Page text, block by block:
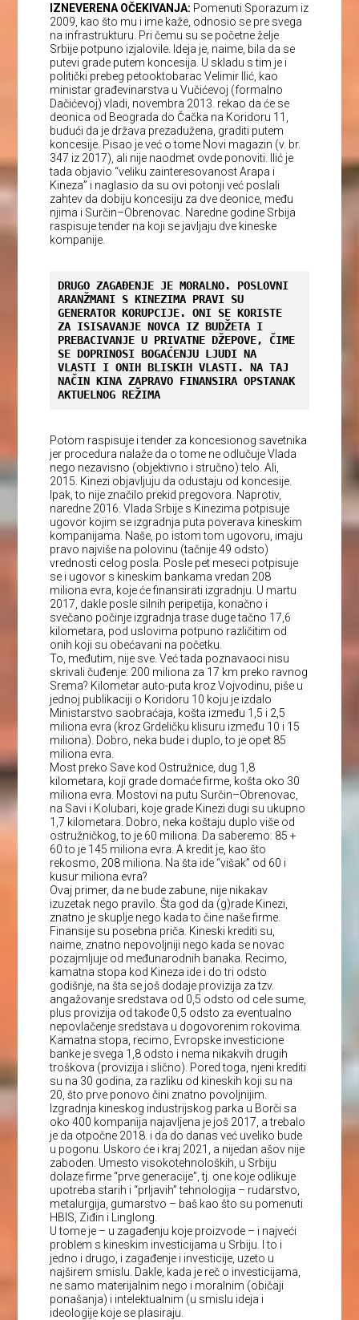
IZNEVERENA OČEKIVANJA: Pomenuti Sporazum iz
2009, kao što mu i ime kaže, odnosio se pre svega
na infrastrukturu. Pri čemu su se početne želje
Srbije potpuno izjalovile. Ideja je, naime, bila da se
putevi grade putem koncesija. U skladu s tim je i
politički prebeg petooktobarac Velimir Ilić, kao
ministar građevinarstva u Vučićevoj (formalno
Dačićevoj) vladi, novembra 2013. rekao da će se
deonica od Beograda do Čačka na Koridoru 11,
budući da je država prezadužena, graditi putem
koncesije. Pisao je već o tome Novi magazin (v. br.
347 iz 2017), ali nije naodmet ovde ponoviti. Ilić je
tada objavio “veliku zainteresovanost Arapa i
Kineza” i naglasio da su ovi potonji već poslali
zahtev da dobiju koncesiju za dve deonice, među
njima i Surčin–Obrenovac. Naredne godine Srbija
raspisuje tender na koji se javljaju dve kineske
kompanije.
DRUGO ZAGAĐENJE JE MORALNO. POSLOVNI
ARANŽMANI S KINEZIMA PRAVI SU
GENERATOR KORUPCIJE. ONI SE KORISTE
ZA ISISAVANJE NOVCA IZ BUDŽETA I
PREBACIVANJE U PRIVATNE DŽEPOVE, ČIME
SE DOPRINOSI BOGAĆENJU LJUDI NA
VLASTI I ONIH BLISKIH VLASTI. NA TAJ
NAČIN KINA ZAPRAVO FINANSIRA OPSTANAK
AKTUELNOG REŽIMA
Potom raspisuje i tender za koncesionog savetnika
jer procedura nalaže da o tome ne odlučuje Vlada
nego nezavisno (objektivno i stručno) telo. Ali,
2015. Kinezi objavljuju da odustaju od koncesije.
Ipak, to nije značilo prekid pregovora. Naprotiv,
naredne 2016. Vlada Srbije s Kinezima potpisuje
ugovor kojim se izgradnja puta poverava kineskim
kompanijama. Naše, po istom tom ugovoru, imaju
pravo najviše na polovinu (tačnije 49 odsto)
vrednosti celog posla. Posle pet meseci potpisuje
se i ugovor s kineskim bankama vredan 208
miliona evra, koje će finansirati izgradnju. U martu
2017, dakle posle silnih peripetija, konačno i
svečano počinje izgradnja trase duge tačno 17,6
kilometara, pod uslovima potpuno različitim od
onih koji su obećavani na početku.
To, međutim, nije sve. Već tada poznavaoci nisu
skrivali čuđenje: 200 miliona za 17 km preko ravnog
Srema? Kilometar auto-puta kroz Vojvodinu, piše u
jednoj publikaciji o Koridoru 10 koju je izdalo
Ministarstvo saobraćaja, košta između 1,5 i 2,5
miliona evra (kroz Grdeličku klisuru između 10 i 15
miliona). Dobro, neka bude i duplo, to je opet 85
miliona evra.
Most preko Save kod Ostružnice, dug 1,8
kilometara, koji grade domaće firme, košta oko 30
miliona evra. Mostovi na putu Surčin–Obrenovac,
na Savi i Kolubari, koje grade Kinezi dugi su ukupno
1,7 kilometara. Dobro, neka koštaju duplo više od
ostružničkog, to je 60 miliona. Da saberemo: 85 +
60 to je 145 miliona evra. A kredit je, kao što
rekosmo, 208 miliona. Na šta ide “višak” od 60 i
kusur miliona evra?
Ovaj primer, da ne bude zabune, nije nikakav
izuzetak nego pravilo. Šta god da (g)rade Kinezi,
znatno je skuplje nego kada to čine naše firme.
Finansije su posebna priča. Kineski krediti su,
naime, znatno nepovoljniji nego kada se novac
pozajmljuje od međunarodnih banaka. Recimo,
kamatna stopa kod Kineza ide i do tri odsto
godišnje, na šta se još dodaje provizija za tzv.
angažovanje sredstava od 0,5 odsto od cele sume,
plus provizija od takođe 0,5 odsto za eventualno
nepovlačenje sredstava u dogovorenim rokovima.
Kamatna stopa, recimo, Evropske investicione
banke je svega 1,8 odsto i nema nikakvih drugih
troškova (provizija i slično). Pored toga, njeni krediti
su na 30 godina, za razliku od kineskih koji su na
20, što prve ponovo čini znatno povoljnijim.
Izgradnja kineskog industrijskog parka u Borči sa
oko 400 kompanija najavljena je još 2017, a trebalo
je da otpočne 2018. i da do danas već uveliko bude
u pogonu. Uskoro će i kraj 2021, a nijedan ašov nije
zaboden. Umesto visokotehnoloških, u Srbiju
dolaze firme “prve generacije”, tj. one koje odlikuje
upotreba starih i “prljavih” tehnologija – rudarstvo,
metalurgija, gumarstvo – baš kao što su pomenuti
HBIS, Ziđin i Linglong.
U tome je – u zagađenju koje proizvode – i najveći
problem s kineskim investicijama u Srbiju. I to i
jedno i drugo, i zagađenje i investicije, uzeto u
najširem smislu. Dakle, kada je reč o investicijama,
ne samo materijalnim nego i moralnim (običaji
ponašanja) i intelektualnim (u smislu ideja i
ideologije koje se plasiraju.